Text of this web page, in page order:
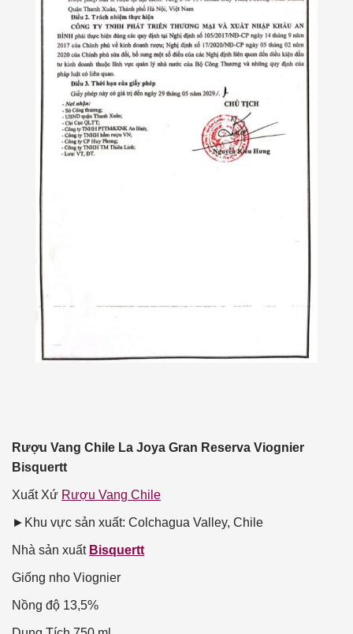
Rượu Vang Chile La Joya Gran Reserva Viognier
Bisquertt
Xuất Xứ Rượu Vang Chile
►Khu vực sản xuất: Colchagua Valley, Chile
Nhà sản xuất Bisquertt
Giống nho Viognier
Nồng độ 13,5%